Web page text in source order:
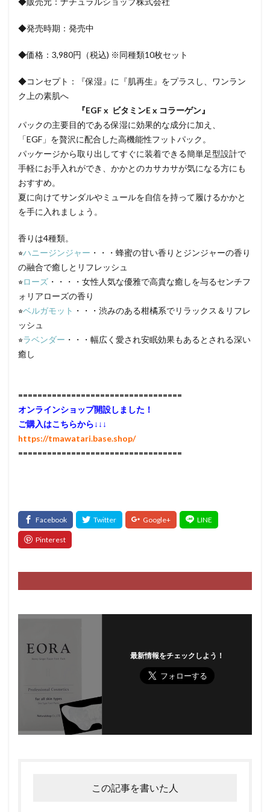
◆発売時期：発売中
◆価格：3,980円（税込) ※同種類10枚セット
◆コンセプト：『保湿』に『肌再生』をプラスし、ワンラン
ク上の素肌へ
『EGF x ビタミンE x コラーゲン』
パックの主要目的である保湿に効果的な成分に加え、
「EGF」を贅沢に配合した高機能性フットパック。
パッケージから取り出してすぐに装着できる簡単足型設計で
手軽にお手入れができ、かかとのカサカサが気になる方にも
おすすめ。
夏に向けてサンダルやミュールを自信を持って履けるかかと
を手に入れましょう。
香りは4種類。
⭐︎ハニージンジャー ・・・蜂蜜の甘い香りとジンジャーの香り
の融合で癒しとリフレッシュ
⭐︎ローズ ・・・・女性人気な優雅で高貴な癒しを与るセンチフ
ォリアローズの香り
⭐︎ベルガモット ・・・渋みのある柑橘系でリラックス＆リフレ
ッシュ
⭐︎ラベンダー ・・・幅広く愛され安眠効果もあるとされる深い
癒し
==================================
オンラインショップ開設しました！
ご購入はこちらから↓↓↓
https://tmawatari.base.shop/
==================================
最新情報をチェックしよう！
この記事を書いた人